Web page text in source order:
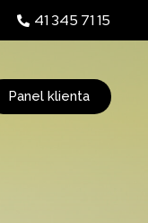
41 345 71 15
Panel klienta